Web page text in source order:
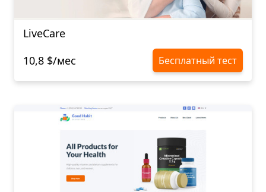
LiveCare
10,8 $/мес
Бесплатный тест